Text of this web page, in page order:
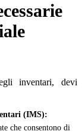
inventari, devi
(IMS):
che consentono di